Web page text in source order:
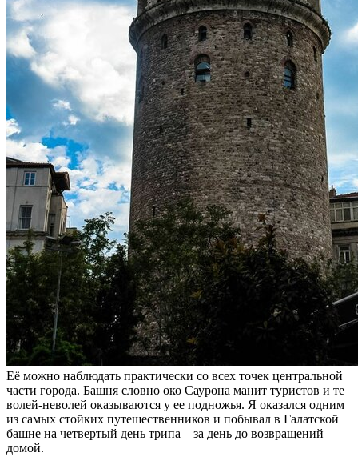
Её можно наблюдать практически со всех точек центральной
части города. Башня словно око Саурона манит туристов и те
волей-неволей оказываются у ее подножья. Я оказался одним
из самых стойких путешественников и побывал в Галатской
башне на четвертый день трипа – за день до возвращений
домой.